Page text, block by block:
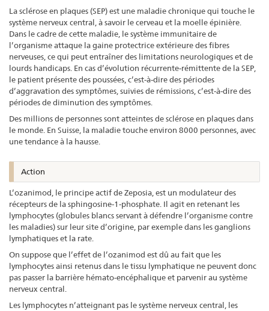
La sclérose en plaques (SEP) est une maladie chronique qui touche le
système nerveux central, à savoir le cerveau et la moelle épinière.
Dans le cadre de cette maladie, le système immunitaire de
l’organisme attaque la gaine protectrice extérieure des fibres
nerveuses, ce qui peut entraîner des limitations neurologiques et de
lourds handicaps. En cas d’évolution récurrente-rémittente de la SEP,
le patient présente des poussées, c’est-à-dire des périodes
d’aggravation des symptômes, suivies de rémissions, c’est-à-dire des
périodes de diminution des symptômes.
Des millions de personnes sont atteintes de sclérose en plaques dans
le monde. En Suisse, la maladie touche environ 8000 personnes, avec
une tendance à la hausse.
Action
L’ozanimod, le principe actif de Zeposia, est un modulateur des
récepteurs de la sphingosine-1-phosphate. Il agit en retenant les
lymphocytes (globules blancs servant à défendre l’organisme contre
les maladies) sur leur site d’origine, par exemple dans les ganglions
lymphatiques et la rate.
On suppose que l’effet de l’ozanimod est dû au fait que les
lymphocytes ainsi retenus dans le tissu lymphatique ne peuvent donc
pas passer la barrière hémato-encéphalique et parvenir au système
nerveux central.
Les lymphocytes n’atteignant pas le système nerveux central, les